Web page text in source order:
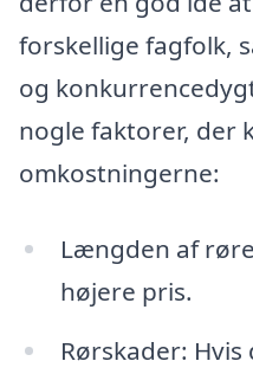
forskellige fagfolk,
og
nogle faktorer, der
omkostningerne:
Længden af
højere pris.
Rørskader: